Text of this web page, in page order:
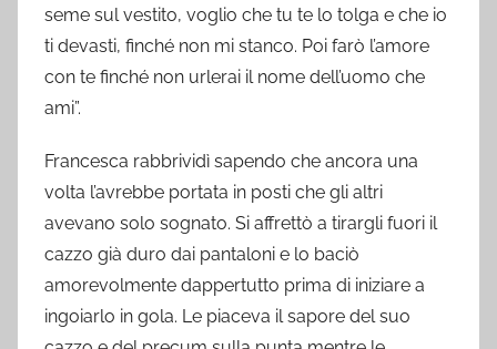
seme sul vestito, voglio che tu te lo tolga e che io
ti devasti, finché non mi stanco. Poi farò l’amore
con te finché non urlerai il nome dell’uomo che
ami”.
Francesca rabbrividì sapendo che ancora una
volta l’avrebbe portata in posti che gli altri
avevano solo sognato. Si affrettò a tirargli fuori il
cazzo già duro dai pantaloni e lo baciò
amorevolmente dappertutto prima di iniziare a
ingoiarlo in gola. Le piaceva il sapore del suo